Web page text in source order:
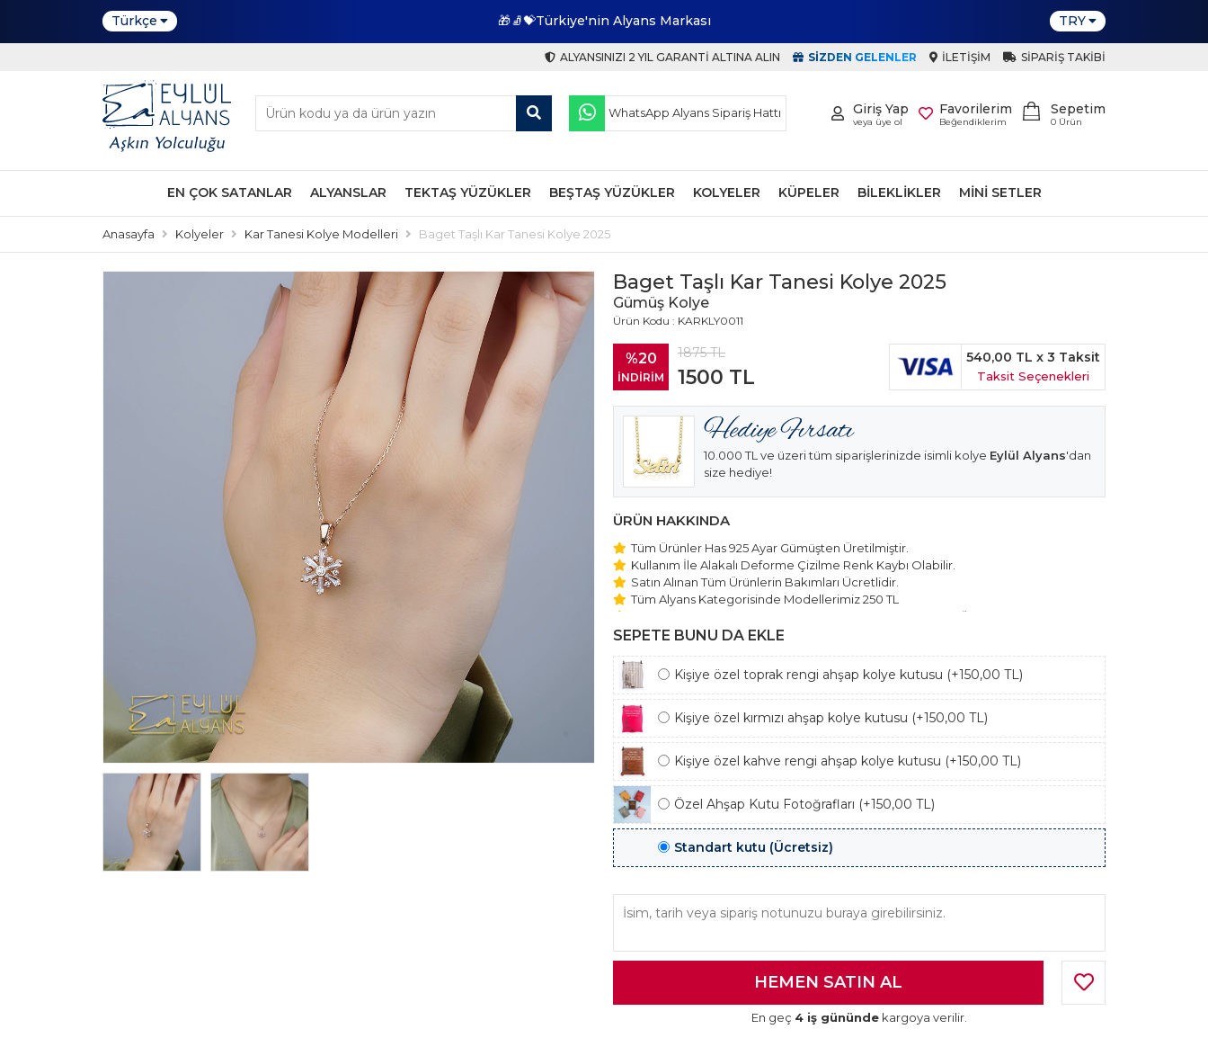
Türkçe 🎁🧦💝Türkiye'nin Alyans Markası TRY
ALYANSINIZI 2 YIL GARANTI ALTINA ALIN SIZDEN GELENLER İLETIŞIM SIPARIŞ TAKIBI
Sepetim
0 Ürün
Favorilerim
Beğendiklerim
Giriş Yap
veya üye ol
WhatsApp Alyans Sipariş Hattı
EN ÇOK SATANLAR ALYANSLAR TEKTAŞ YÜZÜKLER BEŞTAŞ YÜZÜKLER KOLYELER KÜPELER BILEKLIKLER MINI SETLER
Anasayfa Kolyeler Kar Tanesi Kolye Modelleri Baget Taşlı Kar Tanesi Kolye 2025
Baget Taşlı Kar Tanesi Kolye 2025
Gümüş Kolye
Ürün Kodu : KARKLY0011
%20
İNDİRİM
1875TL
1500 TL
540,00 TL x 3 Taksit
Taksit Seçenekleri
10.000 TL ve üzeri tüm siparişlerinizde isimli kolye Eylül Alyans'dan
size hediye!
ÜRÜN HAKKINDA
Tüm Ürünler Has 925 Ayar Gümüşten Üretilmiştir.
Kullanım İle Alakalı Deforme Çizilme Renk Kaybı Olabilir.
Satın Alınan Tüm Ürünlerin Bakımları Ücretlidir.
Tüm Alyans Kategorisinde Modellerimiz 250 TL
Beştaş Tektaş Kolye ve Bileklik Modellerimiz 150 TL Sabit Ücret ile Hareket
Edilmektedir.
SEPETE BUNU DA EKLE
Kişiye özel toprak rengi ahşap kolye kutusu (+150,00 TL)
Kişiye özel kırmızı ahşap kolye kutusu (+150,00 TL)
Kişiye özel kahve rengi ahşap kolye kutusu (+150,00 TL)
Özel Ahşap Kutu Fotoğrafları (+150,00 TL)
Standart kutu (Ücretsiz)
En geç 4 iş gününde kargoya verilir.